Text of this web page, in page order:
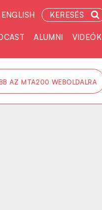
ENGLISH KERESÉS
ALUMNI VIDEÓK
AZ MTA200 WEBOLDALRA